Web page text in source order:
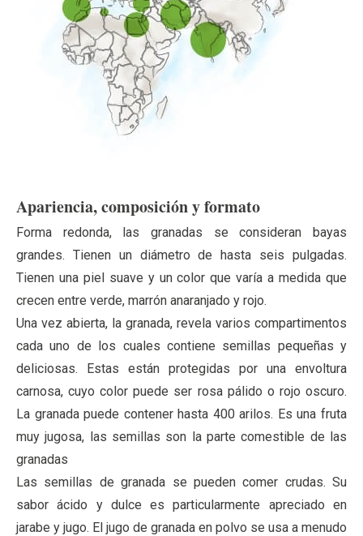
Apariencia, composición y formato
Forma redonda, las granadas se consideran bayas
grandes. Tienen un diámetro de hasta seis pulgadas.
Tienen una piel suave y un color que varía a medida que
crecen entre verde, marrón anaranjado y rojo.
Una vez abierta, la granada, revela varios compartimentos
cada uno de los cuales contiene semillas pequeñas y
deliciosas. Estas están protegidas por una envoltura
carnosa, cuyo color puede ser rosa pálido o rojo oscuro.
La granada puede contener hasta 400 arilos. Es una fruta
muy jugosa, las semillas son la parte comestible de las
granadas
Las semillas de granada se pueden comer crudas. Su
sabor ácido y dulce es particularmente apreciado en
jarabe y jugo. El jugo de granada en polvo se usa a menudo